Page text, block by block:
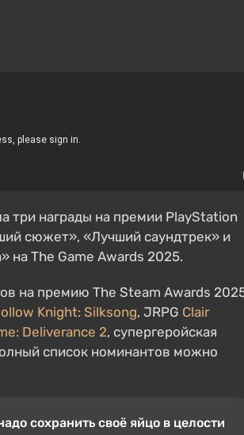
три награды на премии PlayStation
сюжет», «Лучший саундтрек» и
на The Game Awards 2025.
на премию The Steam Awards
Knight: Silksong, JRPG Clair
Deliverance 2, супергеройская
список номинантов можно
сохранить своё яйцо в целости